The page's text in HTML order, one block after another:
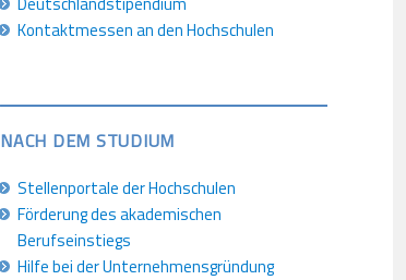
Kontaktmessen an den Hochschulen
NACH DEM STUDIUM
Stellenportale der Hochschulen
Förderung des akademischen
Berufseinstiegs
Hilfe bei der Unternehmensgründung